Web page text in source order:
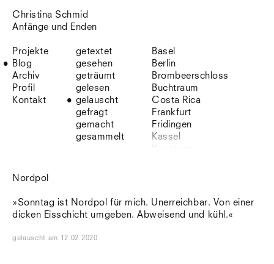
Christina Schmid
Anfänge und Enden
Projekte
Blog
Archiv
Profil
Kontakt
getextet
gesehen
geträumt
gelesen
gelauscht
gefragt
gemacht
gesammelt
Basel
Berlin
Brombeerschloss
Buchtraum
Costa Rica
Frankfurt
Fridingen
Kassel
Lio
Lissabon
Nordpol
»Sonntag ist Nordpol für mich. Unerreichbar. Von einer
dicken Eisschicht umgeben. Abweisend und kühl.«
gelauscht am 12.02.2020